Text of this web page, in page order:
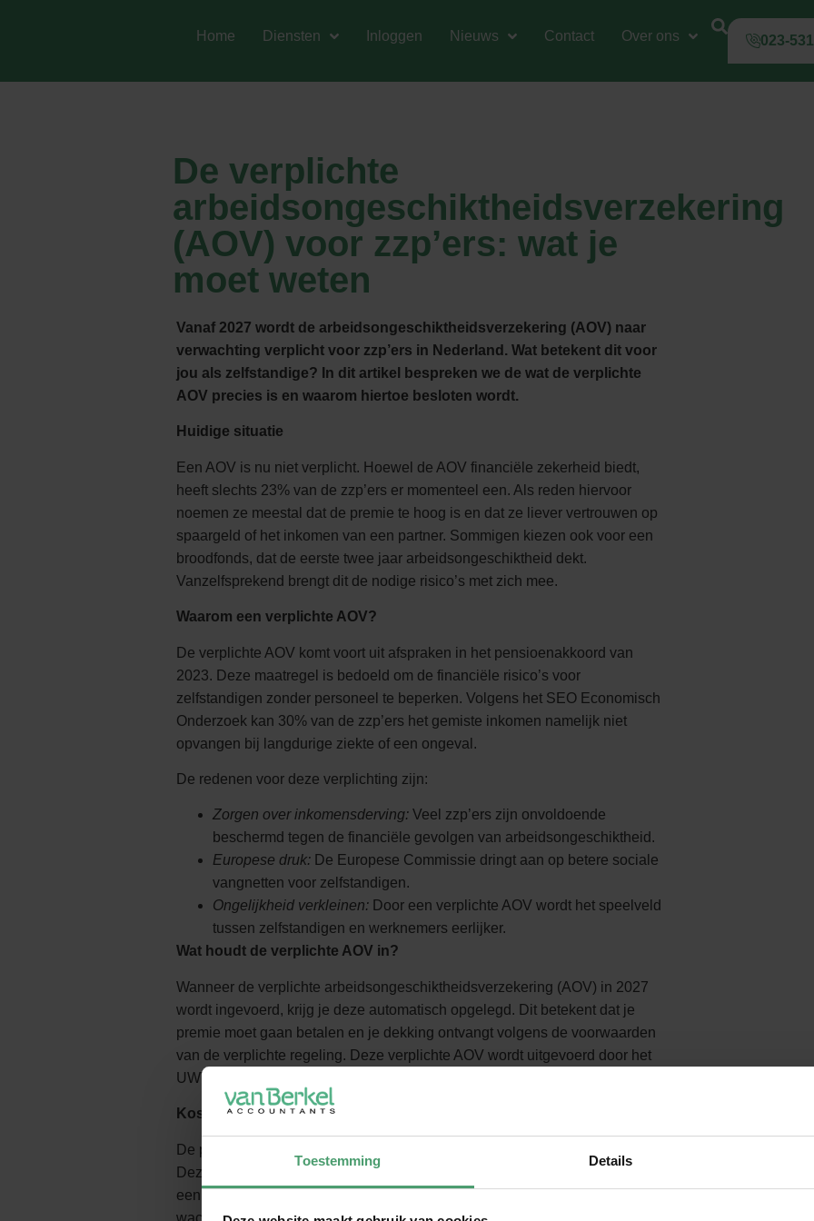
Toestemming Details
Home Diensten Inloggen Nieuws Contact Over ons 023-
De verplichte
arbeidsongeschiktheidsverzekering
(AOV) voor zzp’ers: wat je
moet weten
Vanaf 2027 wordt de arbeidsongeschiktheidsverzekering (AOV) naar
verwachting verplicht voor zzp’ers in Nederland. Wat betekent dit voor
jou als zelfstandige? In dit artikel bespreken we de wat de verplichte
AOV precies is en waarom hiertoe besloten wordt.
Huidige situatie
Een AOV is nu niet verplicht. Hoewel de AOV financiële zekerheid biedt,
heeft slechts 23% van de zzp’ers er momenteel een. Als reden hiervoor
noemen ze meestal dat de premie te hoog is en dat ze liever vertrouwen op
spaargeld of het inkomen van een partner. Sommigen kiezen ook voor een
broodfonds, dat de eerste twee jaar arbeidsongeschiktheid dekt.
Vanzelfsprekend brengt dit de nodige risico’s met zich mee.
Waarom een verplichte AOV?
De verplichte AOV komt voort uit afspraken in het pensioenakkoord van
2023. Deze maatregel is bedoeld om de financiële risico’s voor
zelfstandigen zonder personeel te beperken. Volgens het SEO Economisch
Onderzoek kan 30% van de zzp’ers het gemiste inkomen namelijk niet
opvangen bij langdurige ziekte of een ongeval.
De redenen voor deze verplichting zijn:
Zorgen over inkomensderving: Veel zzp’ers zijn onvoldoende
beschermd tegen de financiële gevolgen van arbeidsongeschiktheid.
Europese druk: De Europese Commissie dringt aan op betere sociale
vangnetten voor zelfstandigen.
Ongelijkheid verkleinen: Door een verplichte AOV wordt het speelveld
tussen zelfstandigen en werknemers eerlijker.
Wat houdt de verplichte AOV in?
Wanneer de verplichte arbeidsongeschiktheidsverzekering (AOV) in 2027
wordt ingevoerd, krijg je deze automatisch opgelegd. Dit betekent dat je
premie moet gaan betalen en je dekking ontvangt volgens de voorwaarden
van de verplichte regeling. Deze verplichte AOV wordt uitgevoerd door het
UWV, en de Belastingdienst zal de premie innen.
Kosten en dekking van de verplichte AOV
De premie wordt inkomensafhankelijk en bedraagt 6,5% van je inkomen.
Deze premie is fiscaal aftrekbaar. Hiervoor krijg je bij langdurige ziekte of
een ongeval een bruto uitkering van maximaal €1.935 per maand, met een
wachttijd van één jaar.